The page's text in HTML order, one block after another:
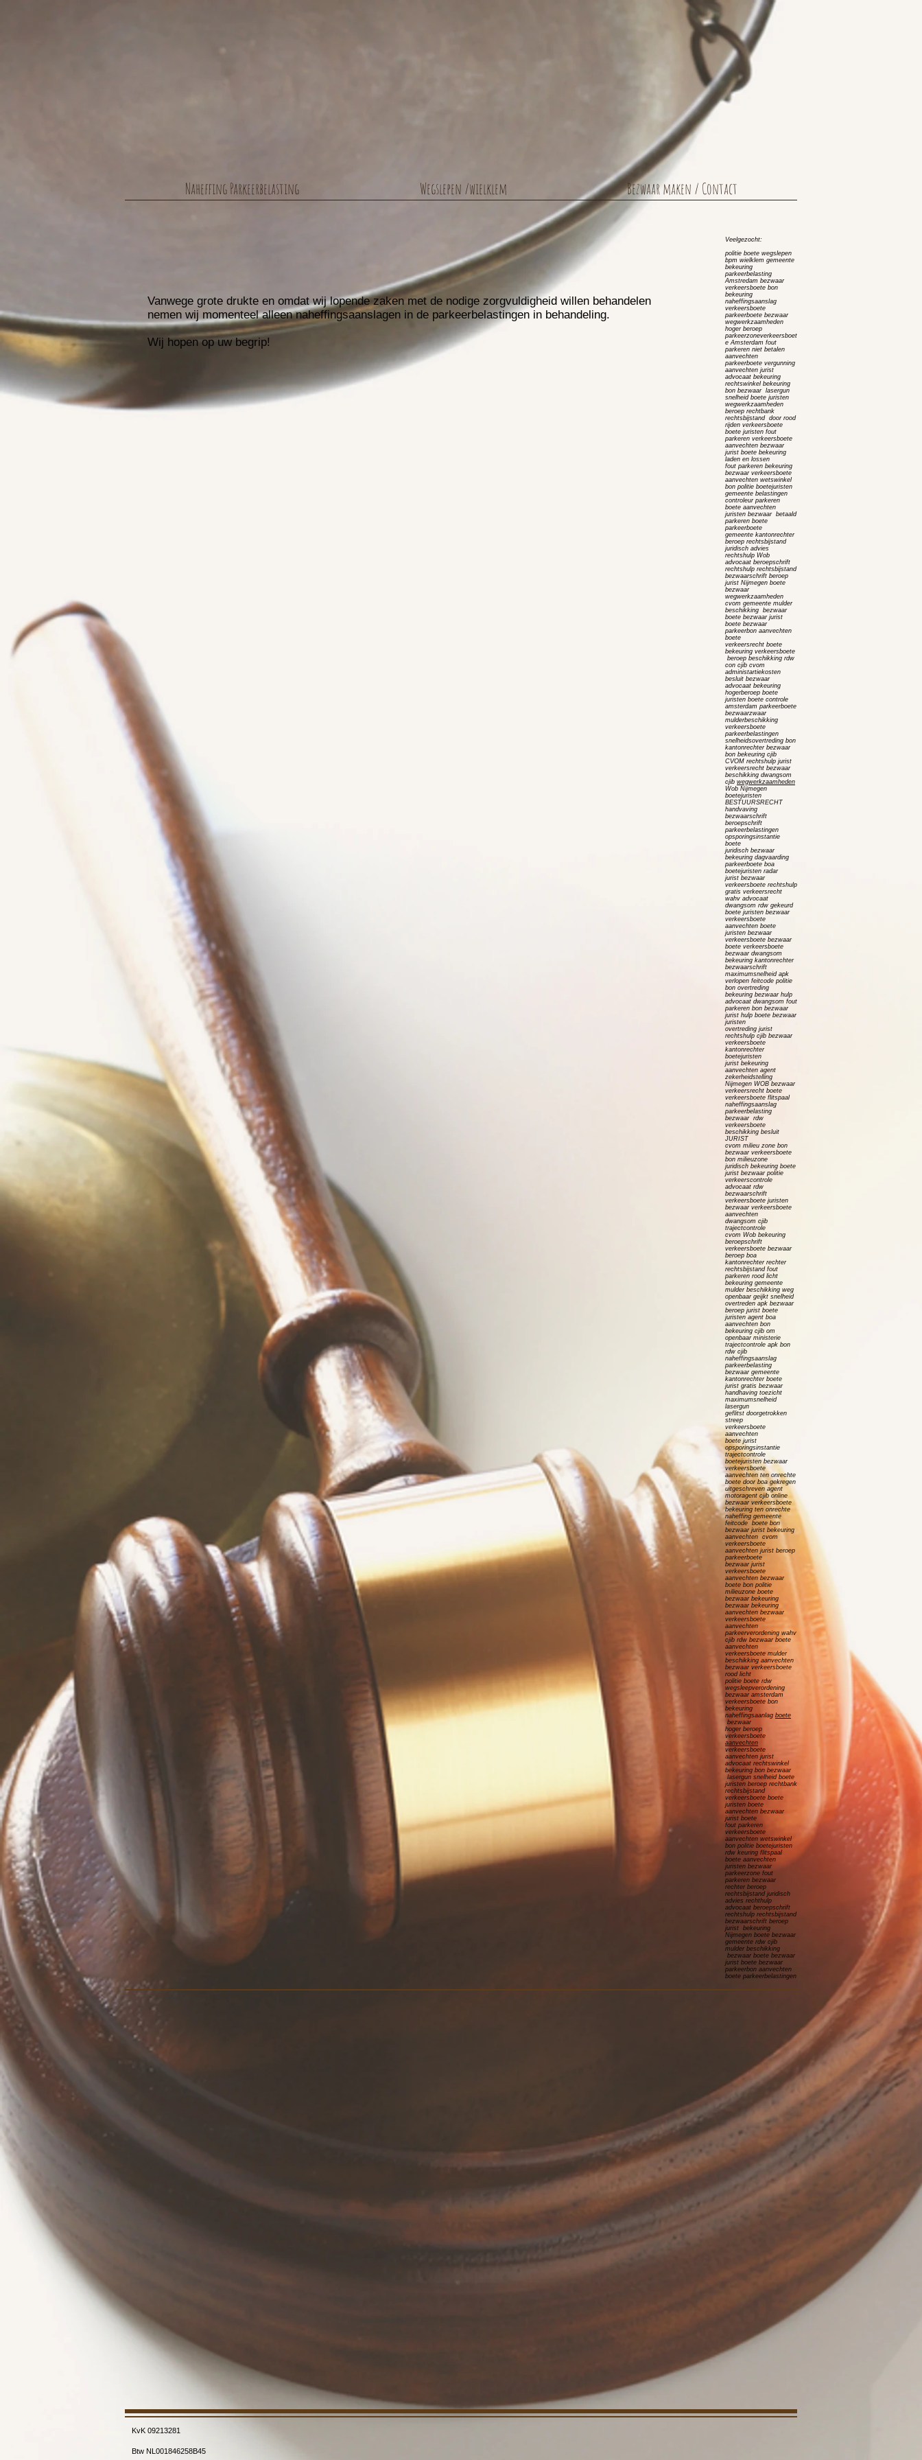
Naheffing Parkeerbelasting Wegslepen /wielklem Bezwaar maken / Contact
Vanwege grote drukte en omdat wij lopende zaken met de nodige zorgvuldigheid willen behandelen
nemen wij momenteel alleen naheffingsaanslagen in de parkeerbelastingen in behandeling.
Wij hopen op uw begrip!
Veelgezocht:
politie boete wegslepen
bpm wielklem gemeente
bekeuring
parkeerbelasting
Amstredam bezwaar
verkeersboete bon
bekeuring
naheffingsaanslag
verkeersboete
parkeerboete bezwaar
wegwerkzaamheden
hoger beroep
parkeerzoneverkeersboet
e Amsterdam fout
parkeren niet betalen
aanvechten
parkeerboete vergunning
aanvechten jurist
advocaat bekeuring
rechtswinkel bekeuring
bon bezwaar lasergun
snelheid boete juristen
wegwerkzaamheden
beroep rechtbank
rechtsbijstand door rood
rijden verkeersboete
boete juristen fout
parkeren verkeersboete
aanvechten bezwaar
jurist boete bekeuring
laden en lossen
fout parkeren bekeuring
bezwaar verkeersboete
aanvechten wetswinkel
bon politie boetejuristen
gemeente belastingen
controleur parkeren
boete aanvechten
juristen bezwaar betaald
parkeren boete
parkeerboete
gemeente kantonrechter
beroep rechtsbijstand
juridisch advies
rechtshulp Wob
advocaat beroepschrift
rechtshulp rechtsbijstand
bezwaarschrift beroep
jurist Nijmegen boete
bezwaar
wegwerkzaamheden
cvom gemeente mulder
beschikking bezwaar
boete bezwaar jurist
boete bezwaar
parkeerbon aanvechten
boete
verkeersrecht boete
bekeuring verkeersboete
beroep beschikking rdw
con cjib cvom
administartiekosten
besluit bezwaar
advocaat bekeuring
hogerberoep boete
juristen boete controle
amsterdam parkeerboete
bezwaarzwaar
mulderbeschikking
verkeersboete
parkeerbelastingen
snelheidsovertreding bon
kantonrechter bezwaar
bon bekeuring cjib
CVOM rechtshulp jurist
verkeersrecht bezwaar
beschikking dwangsom
cjib wegwerkzaamheden
Wob Nijmegen
boetejuristen
BESTUURSRECHT
handvaving
bezwaarschrift
beroepschrift
parkeerbelastingen
opsporingsinstantie
boete
juridisch bezwaar
bekeuring dagvaarding
parkeerboete boa
boetejuristen radar
jurist bezwaar
verkeersboete rechtshulp
gratis verkeersrecht
wahv advocaat
dwangsom rdw gekeurd
boete juristen bezwaar
verkeersboete
aanvechten boete
juristen bezwaar
verkeersboete bezwaar
boete verkeersboete
bezwaar dwangsom
bekeuring kantonrechter
bezwaarschrift
maximumsnelheid apk
verlopen feitcode politie
bon overtreding
bekeuring bezwaar hulp
advocaat dwangsom fout
parkeren bon bezwaar
jurist hulp boete bezwaar
juristen
overtreding jurist
rechtshulp cjib bezwaar
verkeersboete
kantonrechter
boetejuristen
jurist bekeuring
aanvechten agent
zekerheidstelling
Nijmegen WOB bezwaar
verkeersrecht boete
verkeersboete flitspaal
naheffingsaanslag
parkeerbelasting
bezwaar rdw
verkeersboete
beschikking besluit
JURIST
cvom milieu zone bon
bezwaar verkeersboete
bon milieuzone
juridisch bekeuring boete
jurist bezwaar politie
verkeerscontrole
advocaat rdw
bezwaarschrift
verkeersboete juristen
bezwaar verkeersboete
aanvechten
dwangsom cjib
trajectcontrole
cvom Wob bekeuring
beroepschrift
verkeersboete bezwaar
beroep boa
kantonrechter rechter
rechtsbijstand fout
parkeren rood licht
bekeuring gemeente
mulder beschikking weg
openbaar geijkt snelheid
overtreden apk bezwaar
beroep jurist boete
juristen agent boa
aanvechten bon
bekeuring cjib om
openbaar ministerie
trajectcontrole apk bon
rdw cjib
naheffingsaanslag
parkeerbelasting
bezwaar gemeente
kantonrechter boete
jurist gratis bezwaar
handhaving toezicht
maximumsnelheid
lasergun
geflitst doorgetrokken
streep
verkeersboete
aanvechten
boete jurist
opsporingsinstantie
trajectcontrole
boetejuristen bezwaar
verkeersboete
aanvechten ten onrechte
boete door boa gekregen
uitgeschreven agent
motoragent cjib online
bezwaar verkeersboete
bekeuring ten onrechte
naheffing gemeente
feitcode boete bon
bezwaar jurist bekeuring
aanvechten cvom
verkeersboete
aanvechten jurist beroep
parkeerboete
bezwaar jurist
verkeersboete
aanvechten bezwaar
boete bon politie
milieuzone boete
bezwaar bekeuring
bezwaar bekeuring
aanvechten bezwaar
verkeersboete
aanvechten
parkeerverordening wahv
cjib rdw bezwaar boete
aanvechten
verkeersboete mulder
beschikking aanvechten
bezwaar verkeersboete
rood licht
politie boete rdw
wegsleepverordening
bezwaar amsterdam
verkeersboete bon
bekeuring
naheffingsaanlag boete
bezwaar
hoger beroep
verkeersboete
aanvechten
verkeersboete
aanvechten jurist
advocaat rechtswinkel
bekeuring bon bezwaar
lasergun snelheid boete
juristen beroep rechtbank
rechtsbijstand
verkeersboete boete
juristen boete
aanvechten bezwaar
jurist boete
fout parkeren
verkeersboete
aanvechten wetswinkel
bon politie boetejuristen
rdw keuring flitspaal
boete aanvechten
juristen bezwaar
parkeerzone fout
parkeren bezwaar
rechter beroep
rechtsbijstand juridisch
advies rechthulp
advocaat beroepschrift
rechtshulp rechtsbijstand
bezwaarschrift beroep
jurist bekeuring
Nijmegen boete bezwaar
gemeente rdw cjib
mulder beschikking
bezwaar boete bezwaar
jurist boete bezwaar
parkeerbon aanvechten
boete parkeerbelastingen
KvK 09213281
Btw NL001846258B45